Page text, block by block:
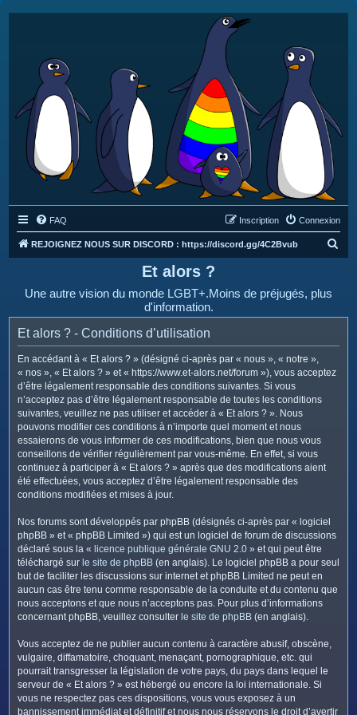
FAQ Connexion
Inscription
REJOIGNEZ NOUS SUR DISCORD : https://discord.gg/4C2Bvub
e
Et alors ?
Une autre vision du monde LGBT+.Moins de préjugés, plus
d'information.
Et alors ? - Conditions d’utilisation
En accédant à « Et alors ? » (désigné ci-après par « nous », « notre »,
« nos », « Et alors ? » et « https://www.et-alors.net/forum »), vous acceptez
d’être légalement responsable des conditions suivantes. Si vous
n’acceptez pas d’être légalement responsable de toutes les conditions
suivantes, veuillez ne pas utiliser et accéder à « Et alors ? ». Nous
pouvons modifier ces conditions à n’importe quel moment et nous
essaierons de vous informer de ces modifications, bien que nous vous
conseillons de vérifier régulièrement par vous-même. En effet, si vous
continuez à participer à « Et alors ? » après que des modifications aient
été effectuées, vous acceptez d’être légalement responsable des
conditions modifiées et mises à jour.
Nos forums sont développés par phpBB (désignés ci-après par « logiciel
phpBB » et « phpBB Limited ») qui est un logiciel de forum de discussions
déclaré sous la « licence publique générale GNU 2.0 » et qui peut être
téléchargé sur le site de phpBB (en anglais). Le logiciel phpBB a pour seul
but de faciliter les discussions sur internet et phpBB Limited ne peut en
aucun cas être tenu comme responsable de la conduite et du contenu que
nous acceptons et que nous n’acceptons pas. Pour plus d’informations
concernant phpBB, veuillez consulter le site de phpBB (en anglais).
Vous acceptez de ne publier aucun contenu à caractère abusif, obscène,
vulgaire, diffamatoire, choquant, menaçant, pornographique, etc. qui
pourrait transgresser la législation de votre pays, du pays dans lequel le
serveur de « Et alors ? » est hébergé ou encore la loi internationale. Si
vous ne respectez pas ces dispositions, vous vous exposez à un
bannissement immédiat et définitif et nous nous réservons le droit d’avertir